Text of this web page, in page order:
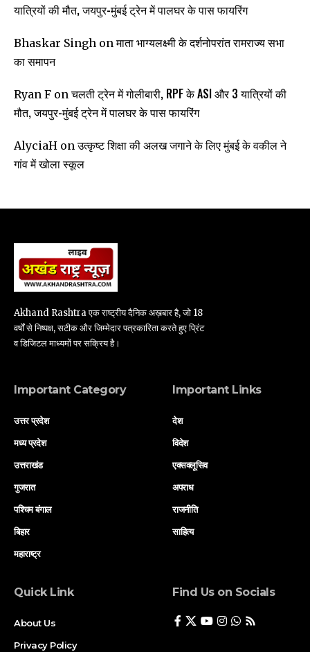
यात्रियों की मौत, जयपुर-मुंबई ट्रेन में पालघर के पास फायरिंग
Bhaskar Singh onमाता भाग्यलक्ष्मी के दर्शनोपरांत रामराज्य सभा
का समापन
Ryan F onचलती ट्रेन में गोलीबारी, RPF के ASI और 3 यात्रियों की
मौत, जयपुर-मुंबई ट्रेन में पालघर के पास फायरिंग
AlyciaH onउत्कृष्ट शिक्षा की अलख जगाने के लिए मुंबई के वकील ने
गांव में खोला स्कूल
Akhand Rashtra एक राष्ट्रीय दैनिक अख़बार है, जो 18
वर्षों से निष्पक्ष, सटीक और जिम्मेदार पत्रकारिता करते हुए प्रिंट
व डिजिटल माध्यमों पर सक्रिय है।
Important Category
उत्तर प्रदेश
मध्य प्रदेश
उत्तराखंड
गुजरात
पश्चिम बंगाल
बिहार
महाराष्ट्र
Important Links
देश
विदेश
एक्सक्लूसिव
अपराध
राजनीति
साहित्य
Quick Link
About Us
Privacy Policy
Find Us on Socials